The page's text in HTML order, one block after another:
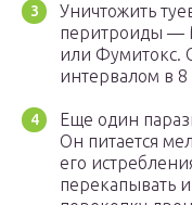
Уничтожить
перитроиды —
или Фумитокс.
интервалом в 8
Еще один
Он питается
его
перекапывать